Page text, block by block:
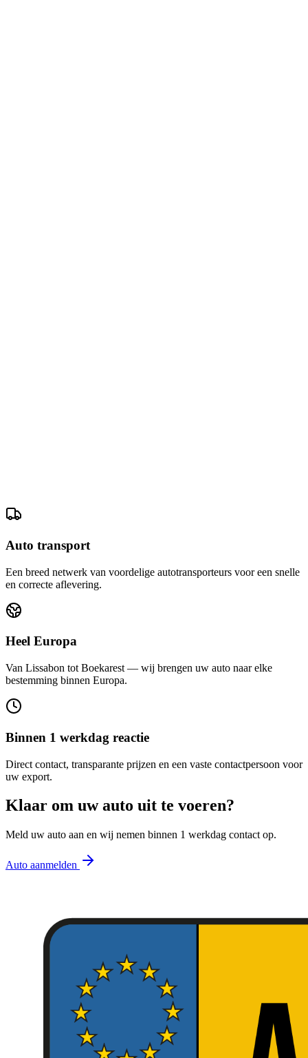
Auto transport
Een breed netwerk van voordelige autotransporteurs voor een snelle
en correcte aflevering.
Heel Europa
Van Lissabon tot Boekarest — wij brengen uw auto naar elke
bestemming binnen Europa.
Binnen 1 werkdag reactie
Direct contact, transparante prijzen en een vaste contactpersoon voor
uw export.
Klaar om uw auto uit te voeren?
Meld uw auto aan en wij nemen binnen 1 werkdag contact op.
Auto aanmelden